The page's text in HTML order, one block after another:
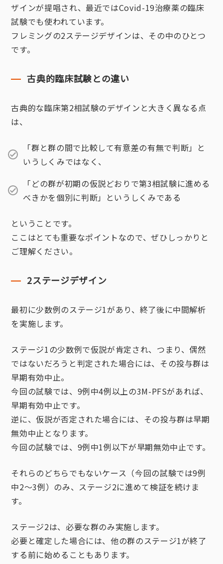
ザインが提唱され、最近ではCovid-19治療薬の臨床
試験でも使われています。
フレミングの2ステージデザインは、その中のひとつ
です。
古典的臨床試験との違い
古典的な臨床第2相試験のデザインと大きく異なる点
は、
「群と群の間で比較して有意差の有無で判断」と
いうしくみではなく、
「どの群が初期の仮説どおりで第3相試験に進める
べきかを個別に判断」というしくみである
ということです。
ここはとても重要なポイントなので、ぜひしっかりと
ご理解ください。
2ステージデザイン
最初に少数例のステージ1があり、終了後に中間解析
を実施します。
ステージ1の少数例で仮説が肯定され、つまり、偶然
ではないだろうと判定された場合には、その投与群は
早期有効中止。
今回の試験では、9例中4例以上の3M-PFSがあれば、
早期有効中止です。
逆に、仮説が否定された場合には、その投与群は早期
無効中止となります。
今回の試験では、9例中1例以下が早期無効中止です。
それらのどちらでもないケース（今回の試験では9例
中2〜3例）のみ、ステージ2に進めて検証を続けま
す。
ステージ2は、必要な群のみ実施します。
必要と確定した場合には、他の群のステージ1が終了
する前に始めることもあります。